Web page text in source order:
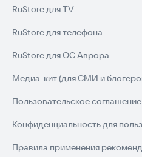
RuStore для TV
RuStore для телефона
RuStore для ОС Аврора
Медиа-кит (для СМИ и
Пользовательское соглашение
Конфиденциальность для
Правила применения